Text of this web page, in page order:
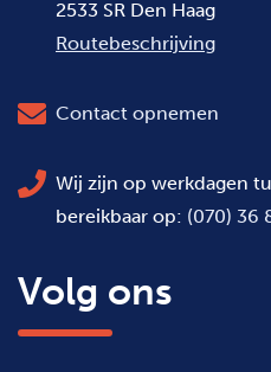
2533 SR Den Haag
Routebeschrijving
Contact opnemen
Wij zijn op werkdagen
bereikbaar op: (070) 36
Volg ons